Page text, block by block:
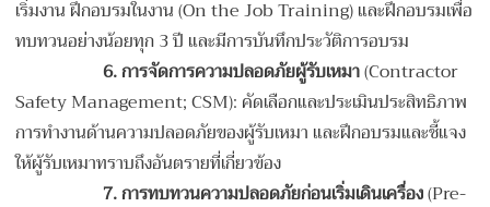
เริ่มงาน ฝึกอบรมในงาน (On the Job Training) และฝึกอบรมเพื่อ
ทบทวนอย่างน้อยทุก 3 ปี และมีการบันทึกประวัติการอบรม
6.การจัดการความปลอดภัยผู้รับเหมา(Contractor
Safety Management; CSM): คัดเลือกและประเมินประสิทธิภาพ
การทำงานด้านความปลอดภัยของผู้รับเหมา และฝึกอบรมและชี้แจง
ให้ผู้รับเหมาทราบถึงอันตรายที่เกี่ยวข้อง
7.การทบทวนความปลอดภัยก่อนเริ่มเดินเครื่อง(Pre-